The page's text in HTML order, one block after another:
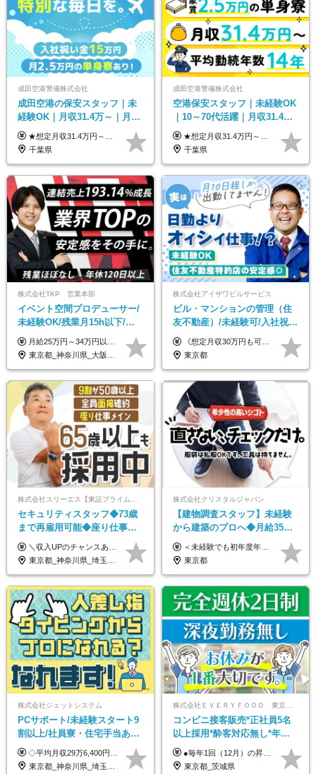
成田空港警備株式会社
成田空港の保安スタッフ｜未
経験OK｜月収31.4万～｜月
2.5万の単身寮｜住宅手当&家
族手当｜入社祝い金15万
★想定月収31.4万円～＋賞与年2回（59万円以上） ★入社お祝い金15万円支給 ★水道+光熱費無料の家賃がリーズナブルな社員寮(単身寮)あり！ ★住宅手当&家族手当あり 月給24万5000円以上(基本給21万1000円＋業務別手当35,000円)＋賞与年2回（賞与支給額：59万円以上を想定）＋残業代全額 ※みなし残業なし！残業代は全額支給します。 ※資格手当・深夜手当など、様々な手当をご用意しています。 ※入社お祝い金は１か月経過後、3ヶ月経過後、6ヶ月経過後に各5万円ずつ給与に加算して支給いたします。 ※指定の検定資格をお持ちの方には別途手当を支給します。入社後に取得した場合は給与に加算し支給します。 ・施設警備 1級7,000円 2級4,000円 ・交通誘導 1級7,000円 2級4,000円 ・雑踏警備 1級7,000円 2級4,000円 など
千葉県
成田空港警備株式会社
空港保安スタッフ｜未経験OK
｜10～70代活躍｜月収31.4万
&賞与年2回｜家族・住宅手当
｜光熱費0円の単身寮
★想定月収31.4万円～＋賞与年2回（59万円以上） ★入社お祝い金15万円支給 ★水道+光熱費無料の家賃がリーズナブルな社員寮(単身寮)あり！ 月給24万5000円以上(基本給21万1000円＋業務別手当35,000円)＋賞与年2回（賞与支給額：59万円以上を想定）＋残業代全額 ※みなし残業なし！残業代は全額支給します。 ※資格手当・深夜手当など、様々な手当をご用意しています。 ※入社お祝い金は１か月経過後、3ヶ月経過後、6ヶ月経過後に各5万円ずつ給与に加算して支給いたします。 ※指定の検定資格をお持ちの方には別途手当を支給します。入社後に取得した場合は給与に加算し支給します。 ・施設警備 1級7,000円 2級4,000円 ・交通誘導 1級7,000円 2級4,000円 ・雑踏警備 1級7,000円 2級4,000円 など
千葉県
株式会社TKP 営業本部
イベント空間プロデューサー/
未経験OK/残業月15h以下/豊
富な福利厚生/全国募集/平均有
給取得日数14.9日
月給25万円～34万円以上＋各種手当＋残業代＋賞与年2回（昨年度2～4ヶ月分） 初年度想定年収：350万円～ ＜クラス・経験別の月給目安＞ ■メンバークラス：月給25万円以上 ■店長やSVなどのマネジメント経験者：月給30万円～スタート可 ■リーダークラス：月給34万円以上 ※月給は配属エリア・経験・能力を考慮して決定します（前職の経験・収入をお聞かせください）。 ※上記にはみなし残業手当20～30時間分（メンバー：3万1134円以上、経験5年以上：5万2448円以上、リーダー：5万9441円以上）を含みます。 ※超過分は別途支給いたします。
東京都_神奈川県_大阪府_愛知県_北海道_宮城県_静岡県_京都府_広島県_福岡県
株式会社アイザワビルサービス
ビル・マンションの管理（住
友不動産）/未経験可/入社祝い
金10万円/月収30万円可/40～
50代活躍/S102
《想定月収30万円も可能！/想定年収380万円》 ■月給24万5000円以上＋賞与年2回(2カ月/2025年実績)＋時間外手当＋資格手当＋役職手当＋交通費 ………… ≪昇給、賞与、および各種諸手当について≫ ◇入社お祝い金（10万円 ※3カ月精勤後支給） ◇昇給/年1回 ◇賞与/年2回(2カ月/2025年実績) ◇時間外手当 ◇資格手当 └・ビル設備管理技能士1級（1万円/月） ・ビル設備管理技能士2級（5000円/月） ・建築物環境衛生管理技術者（1万円/月） ・防火管理技能者（3000円/月） ・消防設備士乙4類（3000円/月） 他 ◇役職手当 └・班長/サブリーダー/リーダー（5000円～2万円/月） ◇物件手当（最大2万円 ※物件により異なる） ◇退職金あり ※経験・年齢・能力を考慮した上、当社規定により優遇いたします。 ※3カ月の試用期間あり。その間の給与や福利厚生に差異はありません。 《モデル年収》 ・入社1年/35歳：年収380万円 ・入社3年/38歳：年収400万円
東京都
株式会社スリーエス【東証プライム上場グループ】
セキュリティスタッフ◆73歳
まで再雇用可能◆座り仕事中
心◆東証プライム上場G◆応
募者全員面接◆賞与年2回
＼収入UPのチャンスあり◎昇給も可能です！／ ◆正社員 月給(地域による）＋グレード手当、深夜手当、残業代（全額支給）等の各種手当＋賞与年2回 ＜東京都／神奈川県（横浜市）＞ 月給21万4000円～27万円 ＜埼玉県／千葉県＞ 月給19万90000円～25万1000円 ＜栃木県／茨城県／山梨県＞ 月給18万4000円～23万6000円 【試用期間】 正社員：3ヵ月 アルバイト：なし ※試用期間と本採用後の給与・待遇に差異はありません ※グレード手当、深夜手当の詳細額は面接にてご案内させていただきます ※正社員は60歳定年のため、60代の方は嘱託社員での採用です。給与条件は嘱託給与となり、退職金と賞与がありません ＼正社員は「グレード認定制」という評価あり！制度勤続年数等に応じて入社時から手当を支給／ ◆グレードI：＋2000円（入社時～） ◆グレードII：＋5000円（在籍1年以上＆当社基準に当てはまる方） ◆グレードIII：＋1万円（社内試験の合格者） ◆アルバイト・パート 東京都:時給1226円 神奈川県:時給1225円 千葉県：時給1140円 埼玉県:時給1141円 栃木県:1068円 茨城県:1074円 山梨県:1052円
東京都_神奈川県_埼玉県_千葉県_茨城県_栃木県_山梨県
株式会社クリスタルジャパン
【建物調査スタッフ】未経験
から建築のプロへ◆月給35万
円～＋賞与年2回◆官公庁・
UR直取引◆残業月10h
＜未経験でも初年度年収490万円～＞ ◆月給35万円～65万円＋賞与年2回（7月・12月） 【なぜ未経験に35万円を払えるのか】 UR都市機構様・日本郵政様・官公庁との直取引で中間マージンがなく、修繕・緊急対応だけで年4,000～5,000件。仕事が途切れない基盤があるため、調査を担う人材に相応の給与を支払えます。 【昇給について】 年齢や社歴ではなく、成長と貢献に応じて昇給する仕組みです。1回の昇給で年収100万円UPした社員もいます。 ※経験・スキルに応じて加給・優遇いたします ※試用期間3ヶ月（その間の給与・待遇に差異はありません） ※上記月給には、固定残業代（月45時間分／8.8万円～16.5万円）を含みます。超過分は別途全額支給します ※実際の残業は月平均10時間程度です。固定残業代は残業の有無にかかわらず全額支給します 【固定残業代について】 固定残業45時間分（88,000円～165,000円）を含む ※超過分は別途全額支給
東京都
株式会社ジェットシステム
PCサポート/未経験スタート9
割以上/社員寮・住宅手当あり/
正社員デビューOK/20代～30
代活躍中/全国募集
◇平均月収29万6,400円(各種手当含む) ◇住宅手当⇒最大家賃の半額支給 ◇賞与年2回支給 ■月給22万5,000円以上＋地域手当＋時間外手当＋住宅手当＋家族手当 ※経験やスキルに応じて給与を決定します ※試用期間2ヶ月あり（期間内は時給1,060円以上となります） └地域により上がる可能性があり／例：東京都時給1,370円 └その他待遇に差異なし ＜モデル月収例＞ 1年目：296,400円 3年目：320,000円 【固定残業代について】 なし（残業代は、実際の労働時間に応じて別途全額支給）
東京都_神奈川県_埼玉県_千葉県_大阪府_愛知県_北海道_青森県_岩手県_宮城県_秋田県_山形県_福島県_茨城県_群馬県_新潟県_山梨県_長野県_富山県_石川県_静岡県_岐阜県_三重県_兵庫県_京都府_滋賀県_奈良県_和歌山県_広島県_岡山県_鳥取県_島根県_山口県_徳島県_香川県_愛媛県_高知県_福岡県_熊本県_佐賀県_長崎県_大分県_宮崎県_沖縄県
コンビニ接客販売*正社員5名
以上採用*酔客対応無し*年休
120日～*創業59年の安定基盤*
コンビニ経験者優遇
●毎年1回（12月）の昇給で給与にしっかり反映！ ●賞与年2回あり（6月・12月） 月給26万円＋賞与年2回＋交通費全額支給 役職の有無にかかわらず、日々の頑張りは正当に評価します！ リーダー・店長昇格後は等級に合わせて給与UP＋役職手当があるので、 納得感を持って働くことができます◎ ※経験・スキルを考慮の上、決定します ※上記金額には固定残業代（21時間分・3万7300円以上）を含みます。超過分は別途全額支給します ※試用期間3ヶ月間あり（期間中の給与・待遇に差異はありません）
東京都_茨城県